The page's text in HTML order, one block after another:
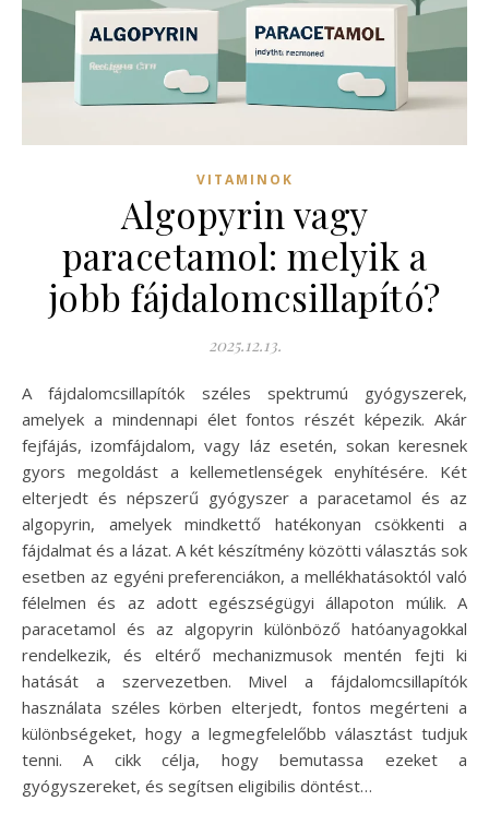
VITAMINOK
Algopyrin vagy
paracetamol: melyik a
jobb fájdalomcsillapító?
2025.12.13.
A fájdalomcsillapítók széles spektrumú gyógyszerek,
amelyek a mindennapi élet fontos részét képezik. Akár
fejfájás, izomfájdalom, vagy láz esetén, sokan keresnek
gyors megoldást a kellemetlenségek enyhítésére. Két
elterjedt és népszerű gyógyszer a paracetamol és az
algopyrin, amelyek mindkettő hatékonyan csökkenti a
fájdalmat és a lázat. A két készítmény közötti választás sok
esetben az egyéni preferenciákon, a mellékhatásoktól való
félelmen és az adott egészségügyi állapoton múlik. A
paracetamol és az algopyrin különböző hatóanyagokkal
rendelkezik, és eltérő mechanizmusok mentén fejti ki
hatását a szervezetben. Mivel a fájdalomcsillapítók
használata széles körben elterjedt, fontos megérteni a
különbségeket, hogy a legmegfelelőbb választást tudjuk
tenni. A cikk célja, hogy bemutassa ezeket a
gyógyszereket, és segítsen eligibilis döntést…